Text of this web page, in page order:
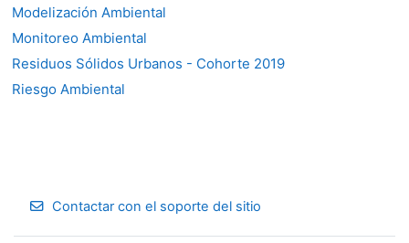
Modelización Ambiental
Monitoreo Ambiental
Residuos Sólidos Urbanos - Cohorte 2019
Riesgo Ambiental
Contactar con el soporte del sitio